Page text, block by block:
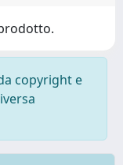
copyright e